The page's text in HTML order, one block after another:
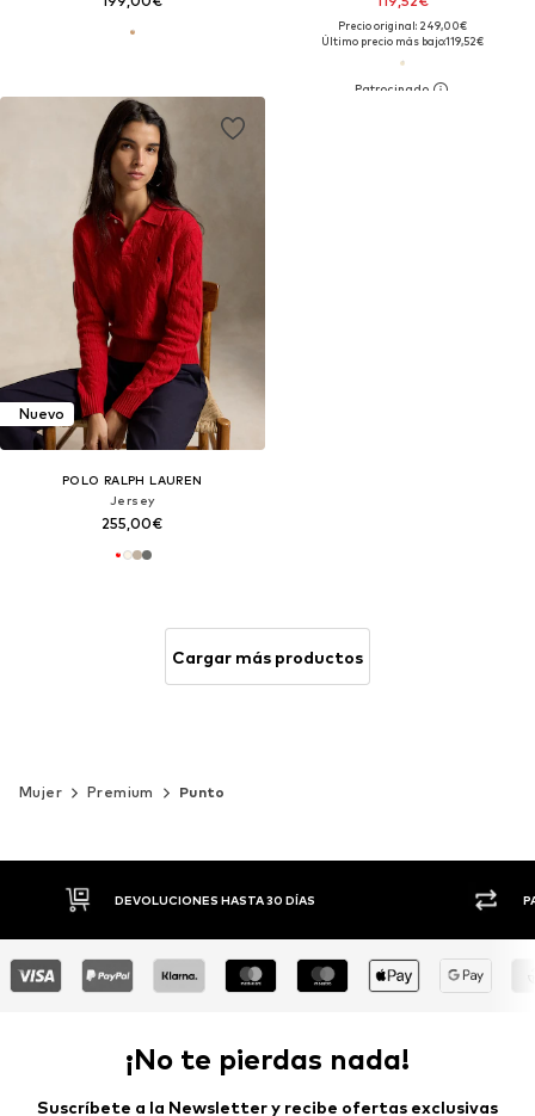
Precio original: 249,00€
Último precio más bajo:119,52€
Nuevo
POLO RALPH LAUREN
Jersey
255,00€
Cargar más productos
Mujer Premium Punto
DEVOLUCIONES HASTA 30 DÍAS
¡No te pierdas nada!
Suscríbete a la Newsletter y recibe ofertas exclusivas